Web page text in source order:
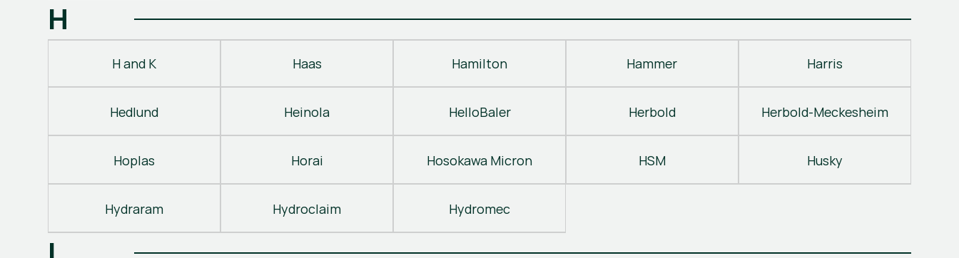
H
H and K Haas Hamilton Hammer Harris
Hedlund Heinola HelloBaler Herbold Herbold-Meckesheim
Hoplas Horai Hosokawa Micron HSM Husky
Hydraram Hydroclaim Hydromec